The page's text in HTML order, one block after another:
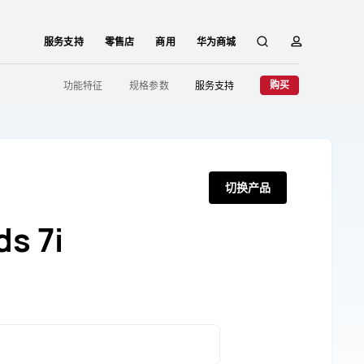
服务支持 零售店 商用 华为商城
搜 简
功能特征 规格参数 服务支持 购买
7i
切换产品